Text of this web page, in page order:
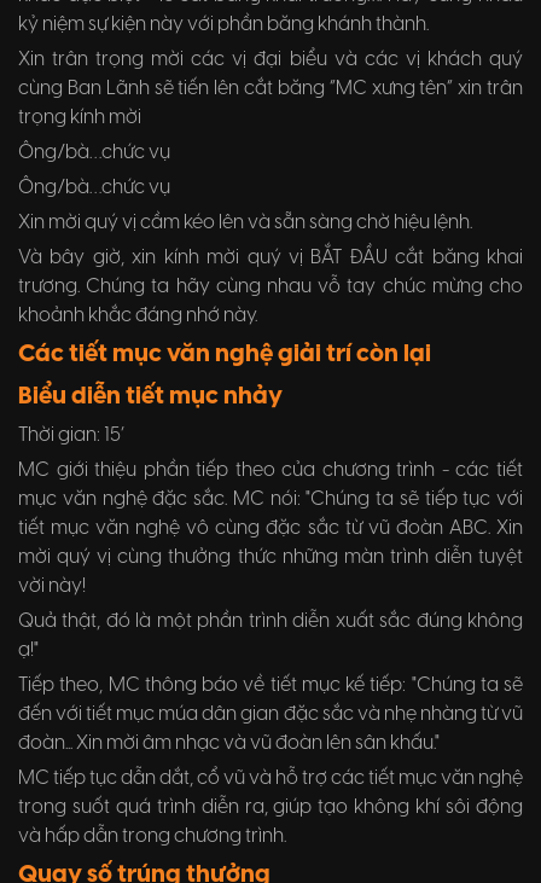
kỷ niệm sự kiện này với phần băng khánh thành.
Xin trân trọng mời các vị đại biểu và các vị khách quý
cùng Ban Lãnh sẽ tiến lên cắt băng “MC xưng tên” xin trân
trọng kính mời
Ông/bà…chức vụ
Ông/bà…chức vụ
Xin mời quý vị cầm kéo lên và sẵn sàng chờ hiệu lệnh.
Và bây giờ, xin kính mời quý vị BẮT ĐẦU cắt băng khai
trương. Chúng ta hãy cùng nhau vỗ tay chúc mừng cho
khoảnh khắc đáng nhớ này.
Các tiết mục văn nghệ giải trí còn lại
Biểu diễn tiết mục nhảy
Thời gian: 15’
MC giới thiệu phần tiếp theo của chương trình - các tiết
mục văn nghệ đặc sắc. MC nói: "Chúng ta sẽ tiếp tục với
tiết mục văn nghệ vô cùng đặc sắc từ vũ đoàn ABC. Xin
mời quý vị cùng thưởng thức những màn trình diễn tuyệt
vời này!
Quả thật, đó là một phần trình diễn xuất sắc đúng không
ạ!"
Tiếp theo, MC thông báo về tiết mục kế tiếp: "Chúng ta sẽ
đến với tiết mục múa dân gian đặc sắc và nhẹ nhàng từ vũ
đoàn... Xin mời âm nhạc và vũ đoàn lên sân khấu."
MC tiếp tục dẫn dắt, cổ vũ và hỗ trợ các tiết mục văn nghệ
trong suốt quá trình diễn ra, giúp tạo không khí sôi động
và hấp dẫn trong chương trình.
Quay số trúng thưởng